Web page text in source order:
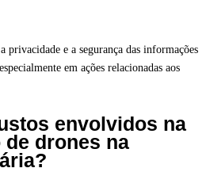
privacidade e a segurança das informações
em ações relacionadas aos
envolvidos na
drones na